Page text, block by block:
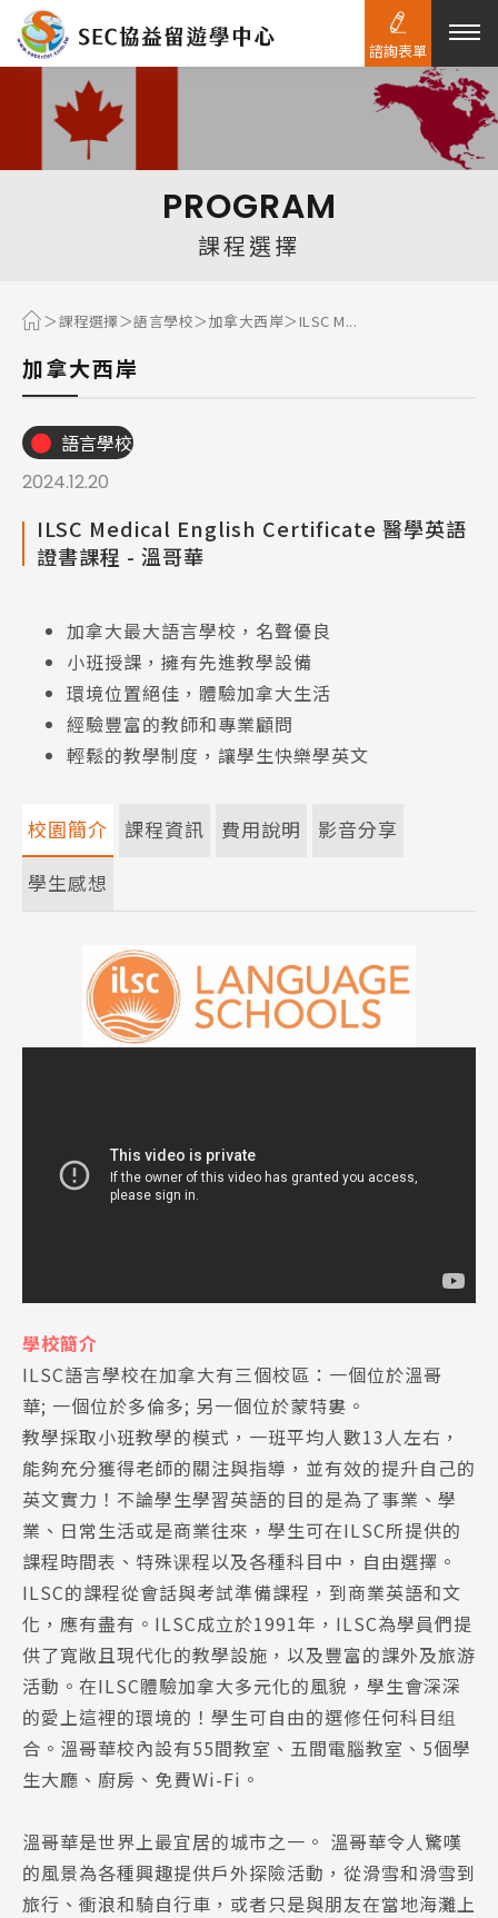
熱門搜尋：
PROGRAM
課程選擇
課程選擇 語言學校 加拿大西岸 ILSC M...
加拿大西岸
語言學校
2024.12.20
ILSC Medical English Certificate 醫學英語
證書課程 - 溫哥華
加拿大最大語言學校，名聲優良
小班授課，擁有先進教學設備
環境位置絕佳，體驗加拿大生活
經驗豐富的教師和專業顧問
輕鬆的教學制度，讓學生快樂學英文
校園簡介
學校簡介
ILSC語言學校在加拿大有三個校區：一個位於溫哥
華; 一個位於多倫多; 另一個位於蒙特婁。
教學採取小班教學的模式，一班平均人數13人左右，
能夠充分獲得老師的關注與指導，並有效的提升自己的
英文實力！不論學生學習英語的目的是為了事業、學
業、日常生活或是商業往來，學生可在ILSC所提供的
課程時間表、特殊课程以及各種科目中，自由選擇。
ILSC的課程從會話與考試準備課程，到商業英語和文
化，應有盡有。ILSC成立於1991年，ILSC為學員們提
供了寬敞且現代化的教學設施，以及豐富的課外及旅游
活動。在ILSC體驗加拿大多元化的風貌，學生會深深
的愛上這裡的環境的！學生可自由的選修任何科目组
合。溫哥華校內設有55間教室、五間電腦教室、5個學
生大廳、廚房、免費Wi-Fi。
溫哥華是世界上最宜居的城市之一。 溫哥華令人驚嘆
的風景為各種興趣提供戶外探險活動，從滑雪和滑雪到
旅行、衝浪和騎自行車，或者只是與朋友在當地海灘上
課程資訊 費用說明
影音分享
學生感想
諮詢表單